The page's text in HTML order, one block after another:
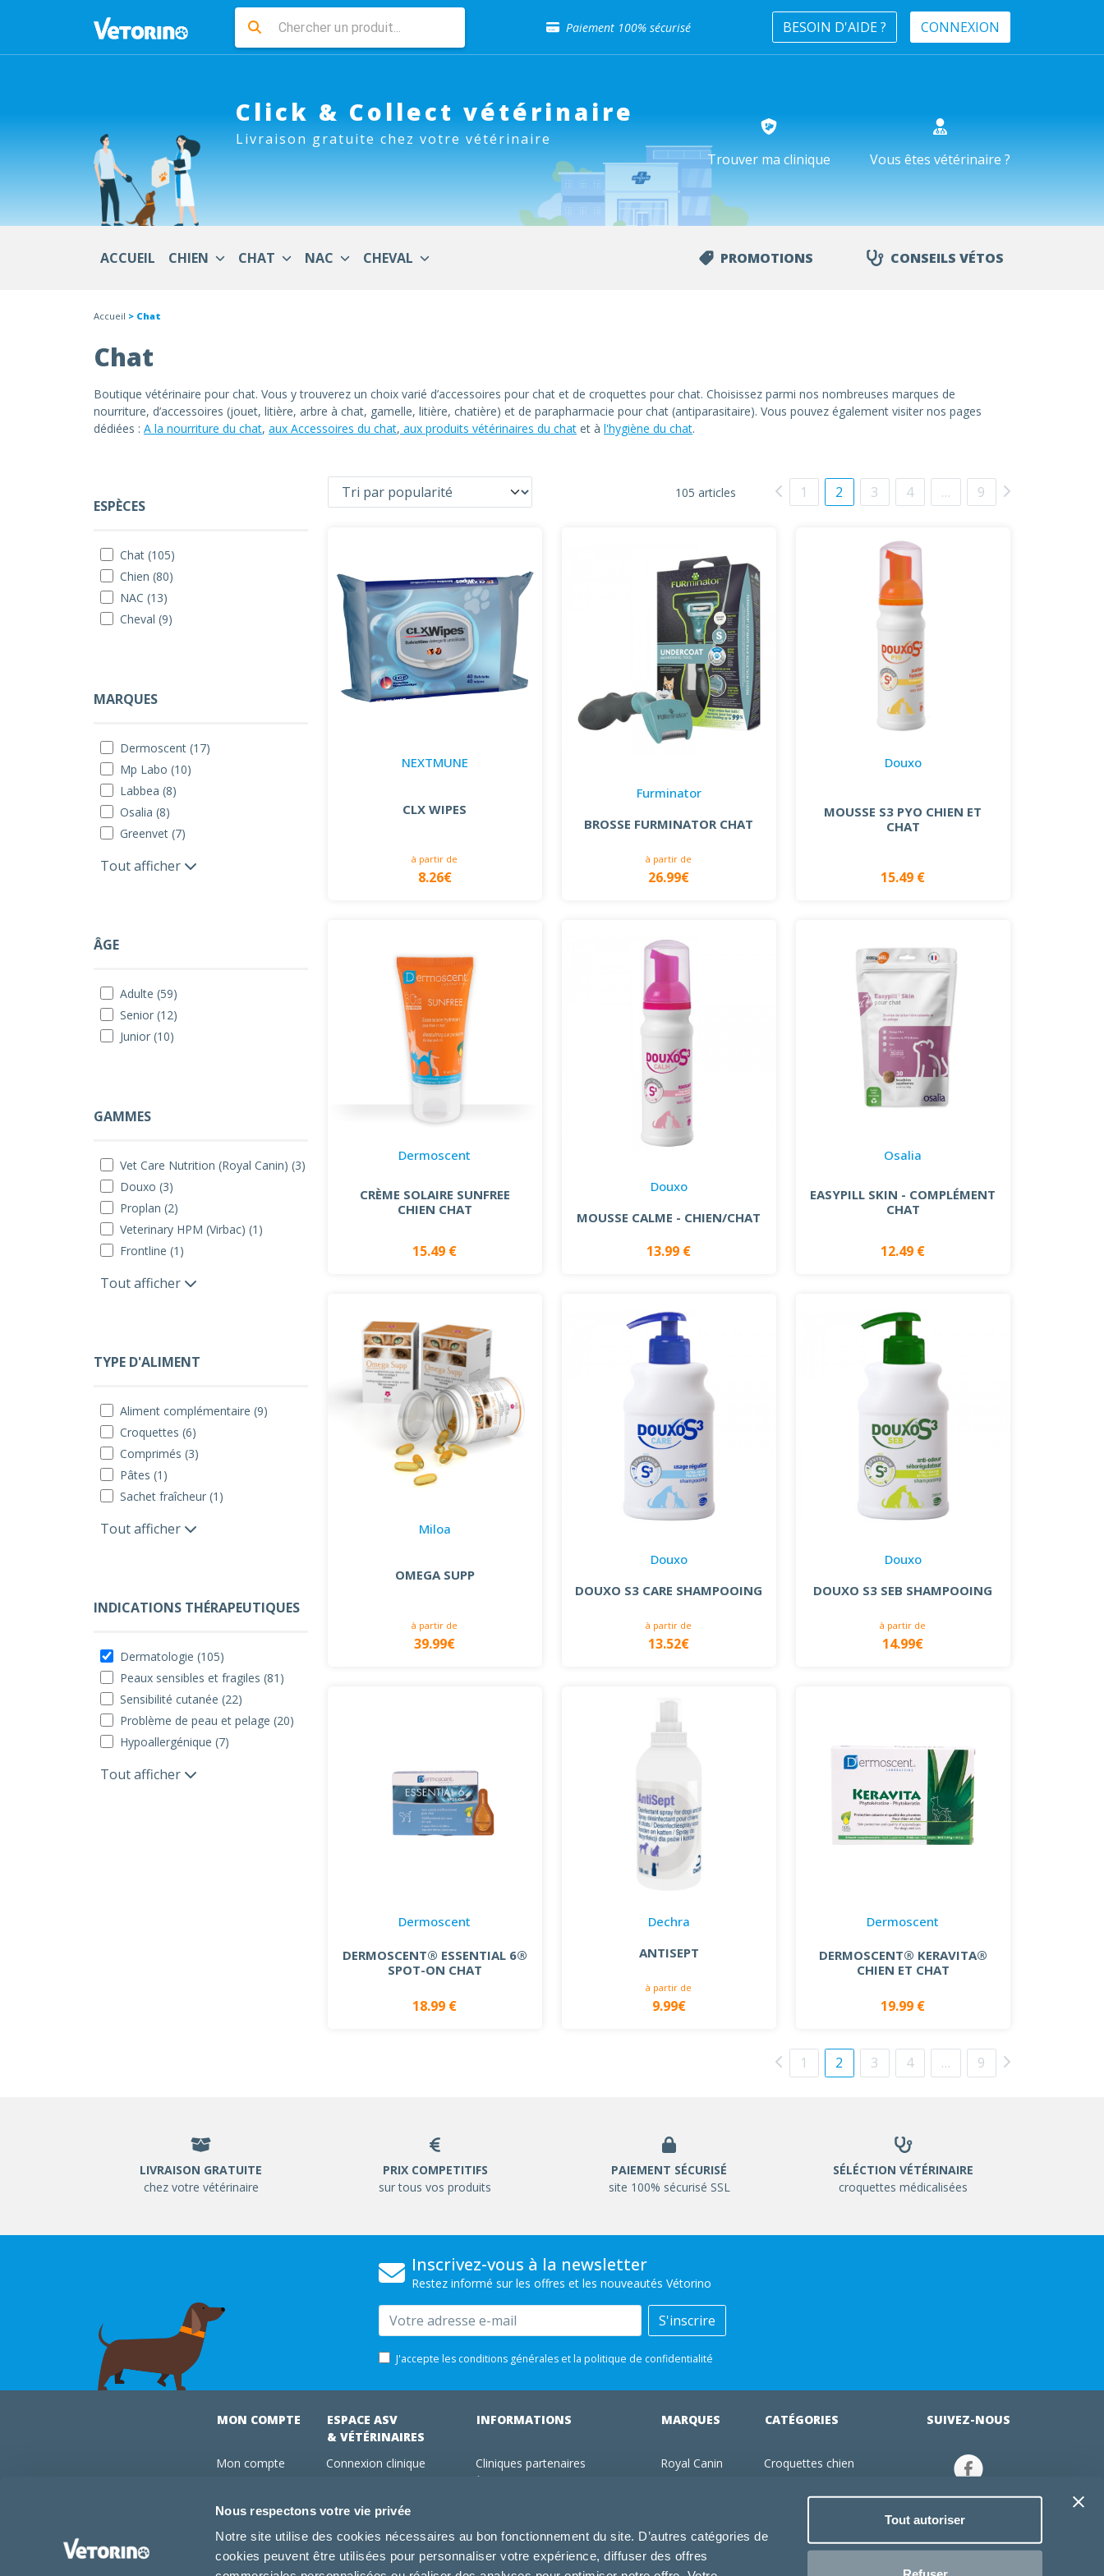
Nous respectons votre vie privée
Notre site utilise des cookies nécessaires au bon fonctionnement du site. D’autres catégories de
cookies peuvent être utilisées pour personnaliser votre expérience, diffuser des offres
Tout autoriser
Paiement 100% sécurisé
Paiement 100% sécurisé
Livraison gratuite en clinique vétérinaire
Sélection de croquettes vétérinaire
BESOIN D'AIDE ? CONNEXION
Click & Collect vétérinaire
Livraison gratuite chez votre vétérinaire
Trouver ma clinique
Vous êtes vétérinaire ?
ACCUEIL CHIEN CHAT NAC CHEVAL PROMOTIONS CONSEILS VÉTOS
Accueil > Chat
Chat
Boutique vétérinaire pour chat. Vous y trouverez un choix varié d’accessoires pour chat et de croquettes pour chat. Choisissez parmi nos nombreuses marques de
nourriture, d’accessoires (jouet, litière, arbre à chat, gamelle, litière, chatière) et de parapharmacie pour chat (antiparasitaire). Vous pouvez également visiter nos pages
dédiées : A la nourriture du chat, aux Accessoires du chat, aux produits vétérinaires du chat et à l'hygiène du chat.
ESPÈCES
Chat (105)
Chien (80)
NAC (13)
Cheval (9)
MARQUES
Dermoscent (17)
Mp Labo (10)
Labbea (8)
Osalia (8)
Greenvet (7)
Tout afficher
ÂGE
Adulte (59)
Senior (12)
Junior (10)
GAMMES
Vet Care Nutrition (Royal Canin) (3)
Douxo (3)
Proplan (2)
Veterinary HPM (Virbac) (1)
Frontline (1)
Tout afficher
TYPE D'ALIMENT
Aliment complémentaire (9)
Croquettes (6)
Comprimés (3)
Pâtes (1)
Sachet fraîcheur (1)
Tout afficher
INDICATIONS THÉRAPEUTIQUES
Dermatologie (105)
Peaux sensibles et fragiles (81)
Sensibilité cutanée (22)
Problème de peau et pelage (20)
Hypoallergénique (7)
Tout afficher
105 articles 1 2 3 4 … 9
NEXTMUNE
CLX WIPES
à partir de
8.26€
Furminator
BROSSE FURMINATOR CHAT
à partir de
26.99€
Douxo
MOUSSE S3 PYO CHIEN ET
CHAT
15.49 €
Dermoscent
CRÈME SOLAIRE SUNFREE
CHIEN CHAT
15.49 €
Douxo
MOUSSE CALME - CHIEN/CHAT
13.99 €
Osalia
EASYPILL SKIN - COMPLÉMENT
CHAT
12.49 €
Miloa
OMEGA SUPP
à partir de
39.99€
Douxo
DOUXO S3 CARE SHAMPOOING
à partir de
13.52€
Douxo
DOUXO S3 SEB SHAMPOOING
à partir de
14.99€
Dermoscent
DERMOSCENT® ESSENTIAL 6®
SPOT-ON CHAT
18.99 €
Dechra
ANTISEPT
à partir de
9.99€
Dermoscent
DERMOSCENT® KERAVITA®
CHIEN ET CHAT
19.99 €
1 2 3 4 … 9
LIVRAISON GRATUITE
chez votre vétérinaire
PRIX COMPETITIFS
sur tous vos produits
PAIEMENT SÉCURISÉ
site 100% sécurisé SSL
SÉLÉCTION VÉTÉRINAIRE
croquettes médicalisées
Inscrivez-vous à la newsletter
Restez informé sur les offres et les nouveautés Vétorino
Email S'inscrire
J'accepte les conditions générales et la politique de confidentialité
MON COMPTE
Mon compte
Conseils vétos
FAQ
ESPACE ASV
& VÉTÉRINAIRES
Connexion clinique
Devenir adhérent Vétorino
INFORMATIONS
Cliniques partenaires
Utilisation des cookies
Conditions générales d'utilisation
MARQUES
Royal Canin
Specific
Dechra
CATÉGORIES
Croquettes chien
Jouets chien
Produits vétérinaire chien
SUIVEZ-NOUS